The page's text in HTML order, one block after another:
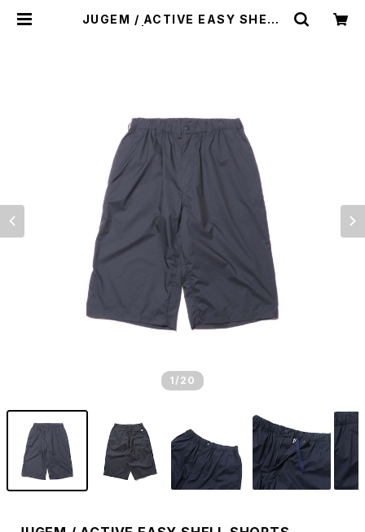
JUGEM / ACTIVE EASY SHELL
1 /20